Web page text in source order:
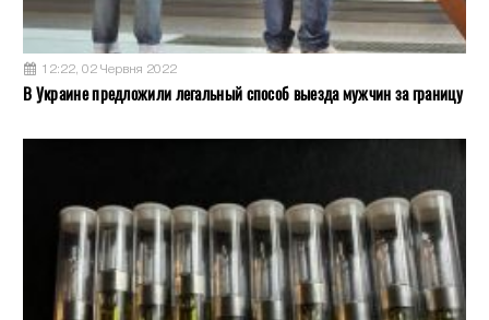
12:22, 02 Червня 2022
В Украине предложили легальный способ выезда мужчин за границу